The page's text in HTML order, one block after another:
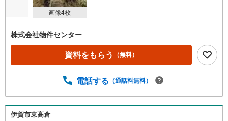
画像4枚
株式会社物件センター
資料をもらう （無料）
電話する （通話料無料）
伊賀市東高倉